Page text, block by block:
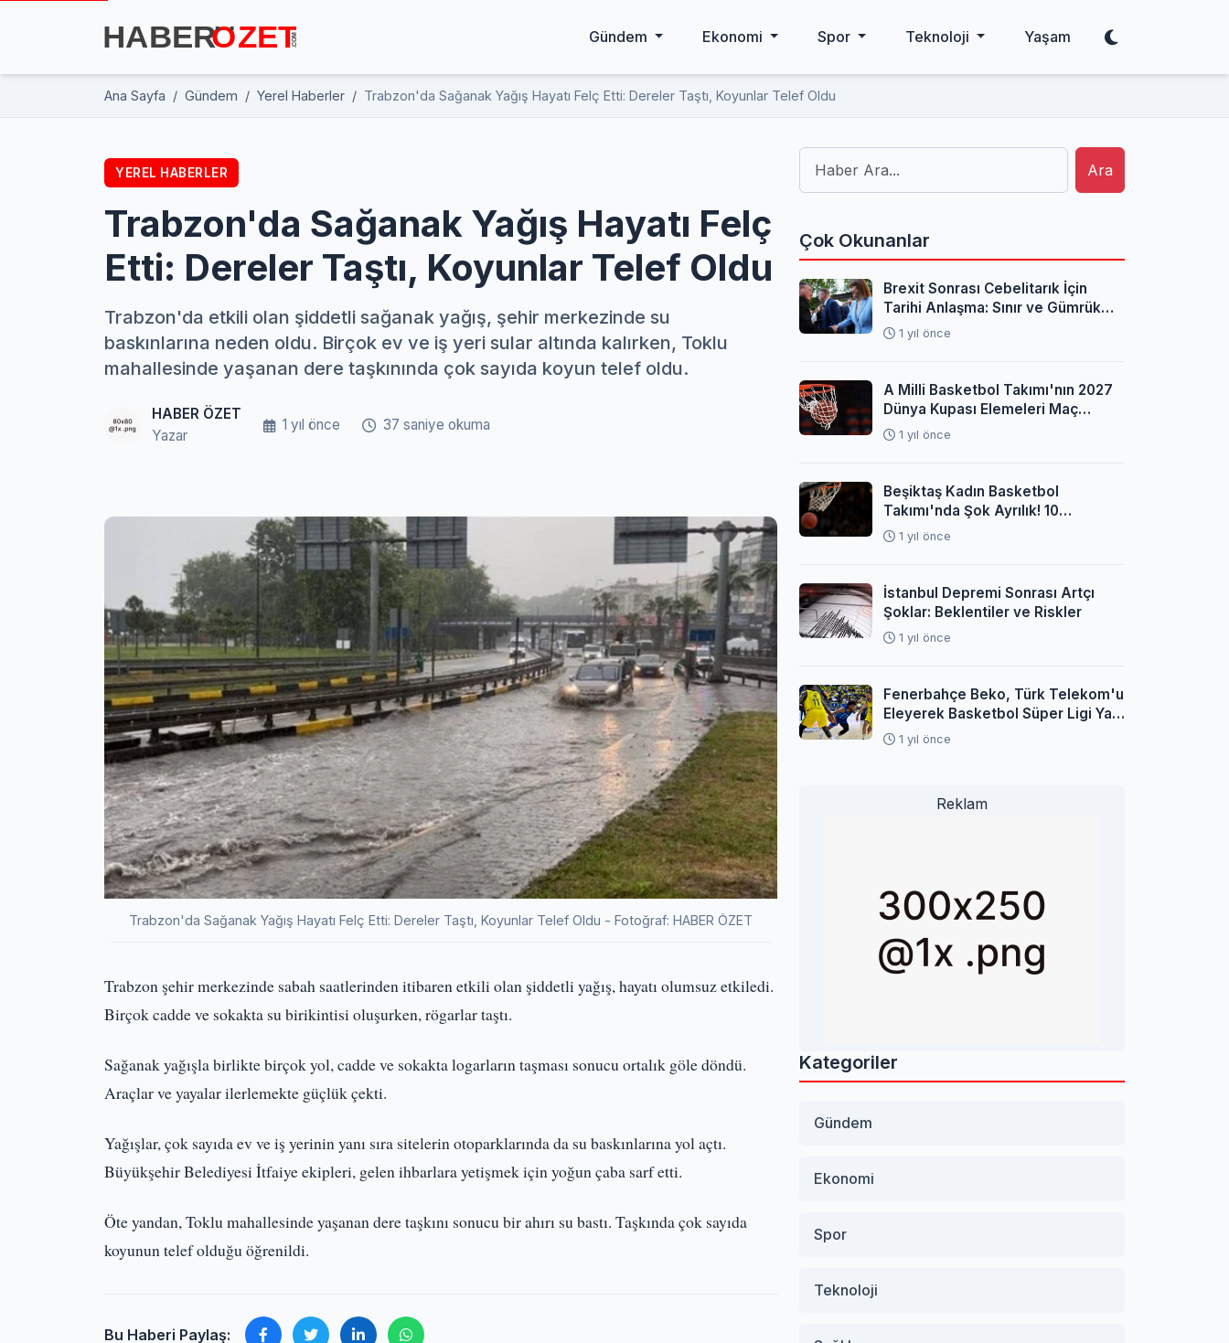
Gündem Ekonomi Spor Teknoloji Yaşam
Ana Sayfa Gündem Yerel Haberler Trabzon'da Sağanak Yağış Hayatı Felç Etti: Dereler Taştı, Koyunlar Telef Oldu
YEREL HABERLER
Trabzon'da Sağanak Yağış Hayatı Felç
Etti: Dereler Taştı, Koyunlar Telef Oldu
Trabzon'da etkili olan şiddetli sağanak yağış, şehir merkezinde su
baskınlarına neden oldu. Birçok ev ve iş yeri sular altında kalırken, Toklu
mahallesinde yaşanan dere taşkınında çok sayıda koyun telef oldu.
HABER ÖZET
Yazar
1 yıl önce 37 saniye okuma
Trabzon'da Sağanak Yağış Hayatı Felç Etti: Dereler Taştı, Koyunlar Telef Oldu - Fotoğraf: HABER ÖZET
Trabzon şehir merkezinde sabah saatlerinden itibaren etkili olan şiddetli yağış, hayatı olumsuz etkiledi.
Birçok cadde ve sokakta su birikintisi oluşurken, rögarlar taştı.
Sağanak yağışla birlikte birçok yol, cadde ve sokakta logarların taşması sonucu ortalık göle döndü.
Araçlar ve yayalar ilerlemekte güçlük çekti.
Yağışlar, çok sayıda ev ve iş yerinin yanı sıra sitelerin otoparklarında da su baskınlarına yol açtı.
Büyükşehir Belediyesi İtfaiye ekipleri, gelen ihbarlara yetişmek için yoğun çaba sarf etti.
Öte yandan, Toklu mahallesinde yaşanan dere taşkını sonucu bir ahırı su bastı. Taşkında çok sayıda
koyunun telef olduğu öğrenildi.
Bu Haberi Paylaş:
Ara
Çok Okunanlar
Brexit Sonrası Cebelitarık İçin
Tarihi Anlaşma: Sınır ve Gümrük
Sorunları Çözüldü
1 yıl önce
A Milli Basketbol Takımı'nın 2027
Dünya Kupası Elemeleri Maç
Programı Açıklandı
1 yıl önce
Beşiktaş Kadın Basketbol
Takımı'nda Şok Ayrılık! 10
Oyuncuyla Yollar Ayrıldı
1 yıl önce
İstanbul Depremi Sonrası Artçı
Şoklar: Beklentiler ve Riskler
1 yıl önce
Fenerbahçe Beko, Türk Telekom'u
Eleyerek Basketbol Süper Ligi Yarı
Finaline Yükseldi
1 yıl önce
Reklam
Kategoriler
Gündem
Ekonomi
Spor
Teknoloji